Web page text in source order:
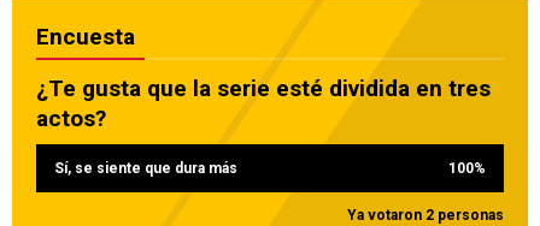
Encuesta
¿Te gusta que la serie esté dividida en tres
actos?
Sí, se siente que dura más 100%
Ya votaron 2 personas